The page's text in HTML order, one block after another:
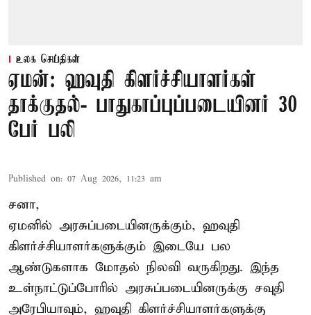
உலக செய்திகள்
ஏமன்: ஹவுதி கிளர்ச்சியாளர்கள்
தாக்குதல்- பாதுகாப்புப்படையினர் 30
பேர் பலி
Published on: 07 Aug 2026, 11:23 am
சனா,
ஏமனில் அரசுப்படையினருக்கும், ஹவுதி
கிளர்ச்சியாளர்களுக்கும் இடையே பல
ஆண்டுகளாக மோதல் நிலவி வருகிறது. இந்த
உள்நாட்டுப்போரில் அரசுப்படையினருக்கு சவுதி
அரேபியாவும், ஹவுதி கிளர்ச்சியாளர்களுக்கு